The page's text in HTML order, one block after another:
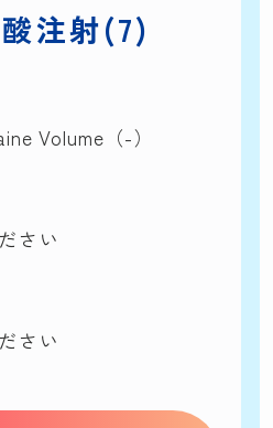
注射(7)
Volume（-）
さい
さい